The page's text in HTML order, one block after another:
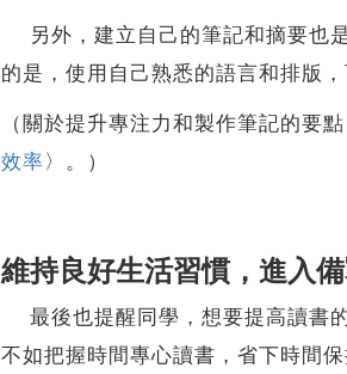
另外，建立自己的筆記和摘要也
的是，使用自己熟悉的語言和排版
（關於提升專注力和製作筆記的要
效率〉。）
維持良好生活習慣，進入
最後也提醒同學，想要提高讀書
不如把握時間專心讀書，省下時間